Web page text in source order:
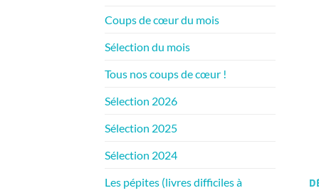
Coups de cœur du mois
Sélection du mois
Tous nos coups de cœur !
Sélection 2026
Sélection 2025
Sélection 2024
Les pépites (livres difficiles à